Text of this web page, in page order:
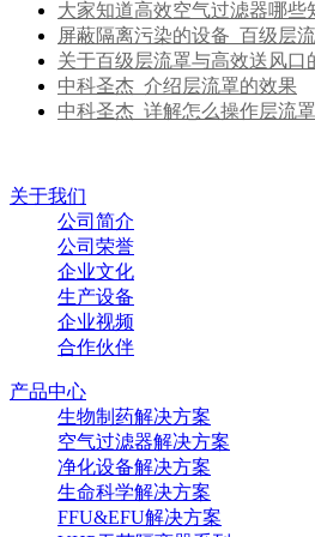
大家知道高效空气过滤器哪些
屏蔽隔离污染的设备_百级层
关于百级层流罩与高效送风口
中科圣杰_介绍层流罩的效果
中科圣杰_详解怎么操作层流
关于我们
公司简介
公司荣誉
企业文化
生产设备
企业视频
合作伙伴
产品中心
生物制药解决方案
空气过滤器解决方案
净化设备解决方案
生命科学解决方案
FFU&EFU解决方案